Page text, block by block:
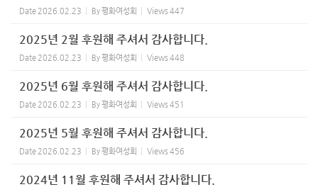
Date 2026.02.23 By평화여성회 Views 447
2025년 2월 후원해 주셔서 감사합니다.
Date 2026.02.23 By평화여성회 Views 448
2025년 6월 후원해 주셔서 감사합니다.
Date 2026.02.23 By평화여성회 Views 451
2025년 5월 후원해 주셔서 감사합니다.
Date 2026.02.23 By평화여성회 Views 456
2024년 11월 후원해 주셔서 감사합니다.